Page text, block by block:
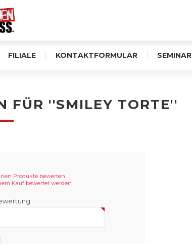
FILIALE KONTAKTFORMULAR SEMINAR
FÜR SMILEY TORTE
Produkte bewerten
Kauf bewertet werden